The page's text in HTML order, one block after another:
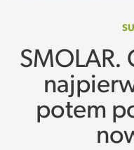
REKOMENDACJE
PRZESTRZENIE
SMOLAR.
potem